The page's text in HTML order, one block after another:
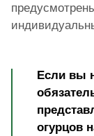
Если вы
огурцов